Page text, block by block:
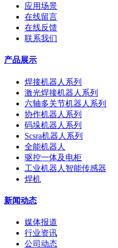
应用场景
在线留言
在线反馈
联系我们
产品展示
焊接机器人系列
激光焊接机器人系列
六轴多关节机器人系列
协作机器人系列
码垛机器人系列
Scsra机器人系列
全能机器人
驱控一体及电柜
工业机器人智能传感器
焊机
新闻动态
媒体报道
行业资讯
公司动态